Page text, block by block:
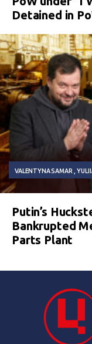
Detained in
VALENTYNA SAMAR
Putin’s
Bankrupted
Parts Plant